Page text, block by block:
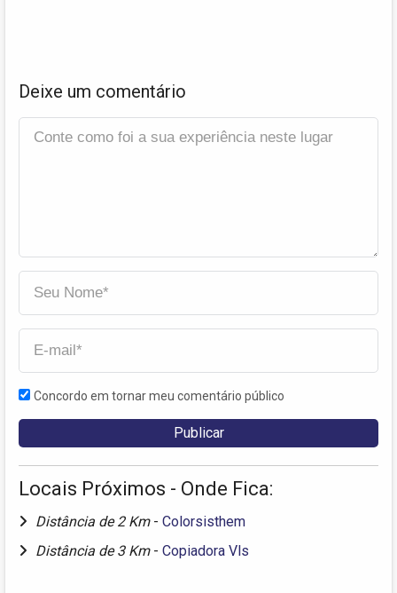
Deixe um comentário
Concordo em tornar meu comentário público
Locais Próximos - Onde Fica:
Distância de 2 Km - Colorsisthem
Distância de 3 Km - Copiadora Vls